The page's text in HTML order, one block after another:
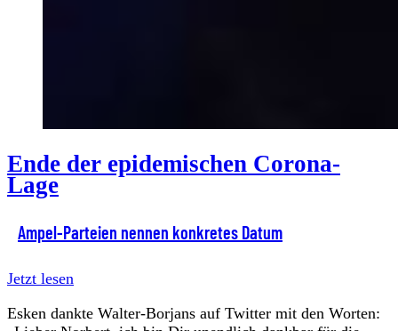
Ende der epidemischen Corona-
Lage
Ampel-Parteien nennen konkretes Datum
Jetzt lesen
Esken dankte Walter-Borjans auf Twitter mit den Worten: